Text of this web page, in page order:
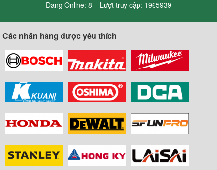
Đang Online: 8 Lượt truy cập: 1965939
Các nhãn hàng được yêu thích